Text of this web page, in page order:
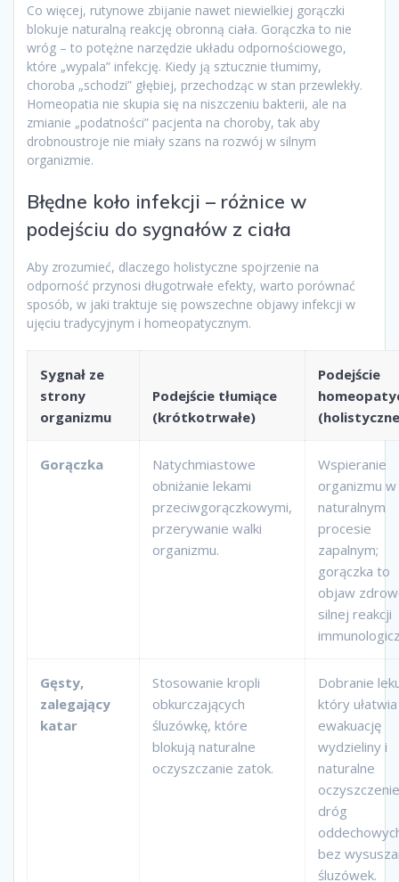
Co więcej, rutynowe zbijanie nawet niewielkiej gorączki
blokuje naturalną reakcję obronną ciała. Gorączka to nie
wróg – to potężne narzędzie układu odpornościowego,
które „wypala” infekcję. Kiedy ją sztucznie tłumimy,
choroba „schodzi” głębiej, przechodząc w stan przewlekły.
Homeopatia nie skupia się na niszczeniu bakterii, ale na
zmianie „podatności” pacjenta na choroby, tak aby
drobnoustroje nie miały szans na rozwój w silnym
organizmie.
Błędne koło infekcji – różnice w
podejściu do sygnałów z ciała
Aby zrozumieć, dlaczego holistyczne spojrzenie na
odporność przynosi długotrwałe efekty, warto porównać
sposób, w jaki traktuje się powszechne objawy infekcji w
ujęciu tradycyjnym i homeopatycznym.
Sygnał ze
strony
organizmu
Podejście tłumiące
(krótkotrwałe)
Podejście
Gorączka
Natychmiastowe
obniżanie lekami
przeciwgorączkowymi,
przerywanie walki
organizmu.
Wspieranie
organizmu w
naturalnym
procesie
zapalnym;
gorączka to
objaw
silnej reakcji
Gęsty,
zalegający
katar
Stosowanie kropli
obkurczających
śluzówkę, które
blokują naturalne
oczyszczanie zatok.
Dobranie
który ułatwia
ewakuację
wydzieliny i
naturalne
oczyszczenie
dróg
bez
śluzówek.